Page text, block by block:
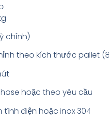
chỉnh)
theo kích thước pallet
hoặc theo yêu cầu
tĩnh điện hoặc inox 304